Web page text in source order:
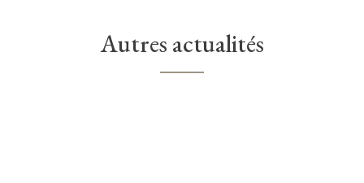
Autres actualités